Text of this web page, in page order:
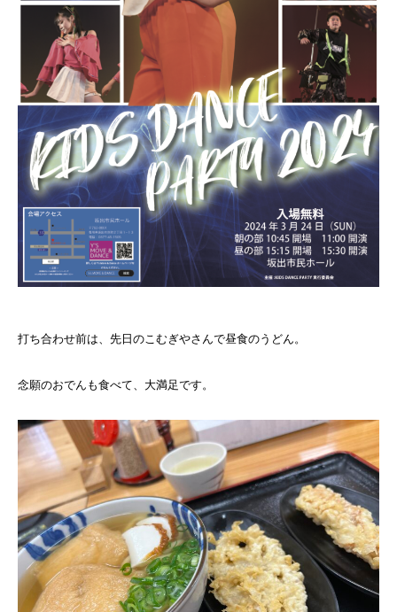
打ち合わせ前は、先日のこむぎやさんで昼食のうどん。
念願のおでんも食べて、大満足です。